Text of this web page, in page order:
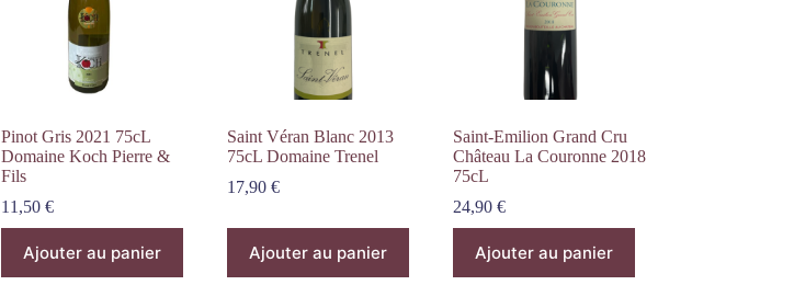
Pinot Gris 2021 75cL
Domaine Koch Pierre &
Fils
11,50€
Ajouter au panier
Saint Véran Blanc 2013
75cL Domaine Trenel
17,90€
Ajouter au panier
Saint-Emilion Grand Cru
Château La Couronne 2018
75cL
24,90€
Ajouter au panier